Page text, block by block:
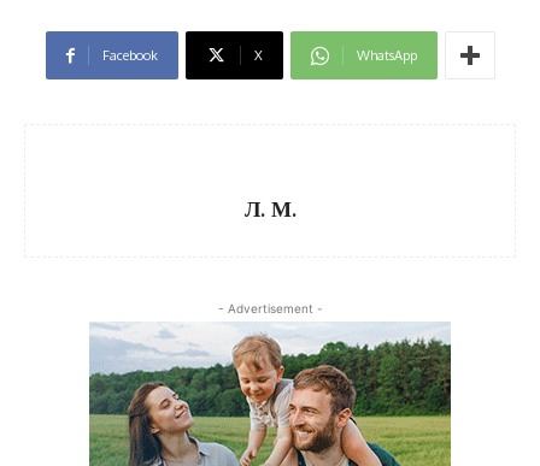
Facebook X WhatsApp
Л. М.
- Advertisement -